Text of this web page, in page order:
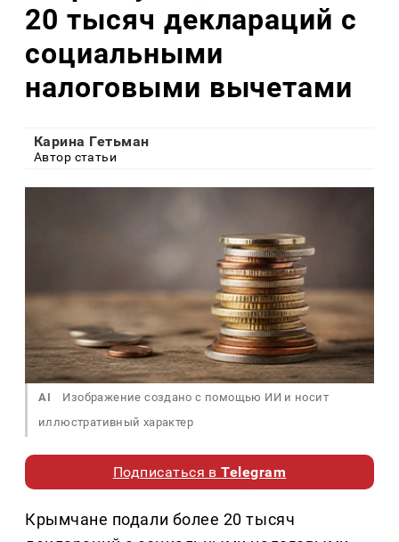
20 тысяч деклараций с
социальными
налоговыми вычетами
Карина Гетьман
Автор статьи
AI
Изображение создано с помощью ИИ и носит
иллюстративный характер
Подписаться вTelegram
Крымчане подали более 20 тысяч